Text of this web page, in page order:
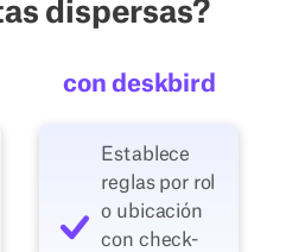
dispersas?
con deskbird
Establece
reglas por rol
o ubicación
con check-